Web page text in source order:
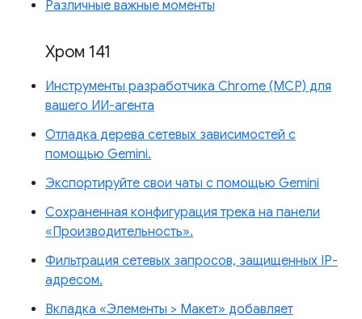
Различные важные моменты
Хром 141
Инструменты разработчика Chrome (MCP) для
вашего ИИ-агента
Отладка дерева сетевых зависимостей с
помощью Gemini.
Экспортируйте свои чаты с помощью Gemini
Сохраненная конфигурация трека на панели
«Производительность».
Фильтрация сетевых запросов, защищенных IP-
адресом.
Вкладка «Элементы > Макет» добавляет